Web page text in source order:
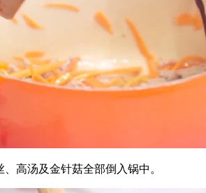
高汤及金针菇全部倒入锅中。